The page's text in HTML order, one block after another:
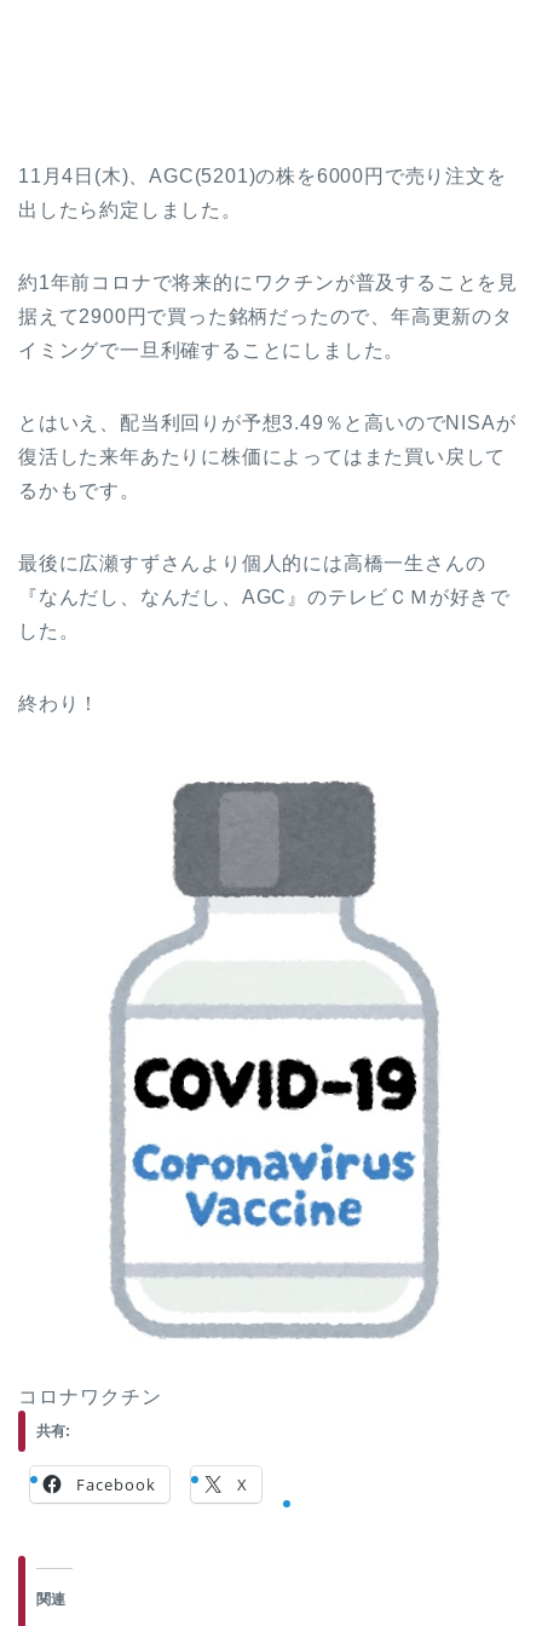
11月4日(木)、AGC(5201)の株を6000円で売り注文を
出したら約定しました。
約1年前コロナで将来的にワクチンが普及することを見
据えて2900円で買った銘柄だったので、年高更新のタ
イミングで一旦利確することにしました。
とはいえ、配当利回りが予想3.49％と高いのでNISAが
復活した来年あたりに株価によってはまた買い戻して
るかもです。
最後に広瀬すずさんより個人的には高橋一生さんの
『なんだし、なんだし、AGC』のテレビＣＭが好きで
した。
終わり！
コロナワクチン
共有:
Facebook X
関連